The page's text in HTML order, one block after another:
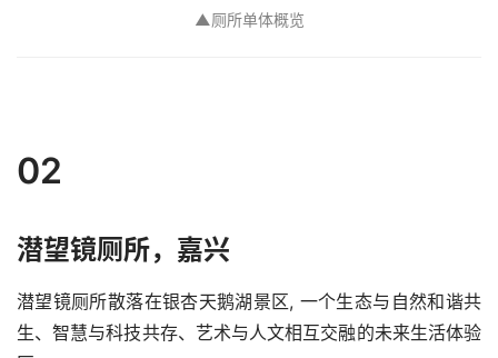
▲厕所单体概览
02
潜望镜厕所，嘉兴
潜望镜厕所散落在银杏天鹅湖景区, 一个生态与自然和谐共
生、智慧与科技共存、艺术与人文相互交融的未来生活体验